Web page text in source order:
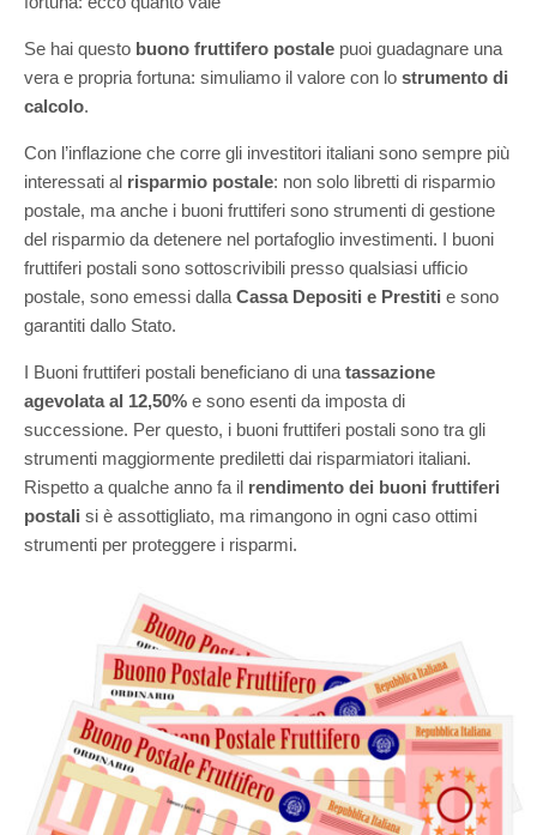
Se hai questo buono fruttifero postale puoi guadagnare una
vera e propria fortuna: simuliamo il valore con lo strumento di
calcolo.
Con l’inflazione che corre gli investitori italiani sono sempre più
interessati al risparmio postale: non solo libretti di risparmio
postale, ma anche i buoni fruttiferi sono strumenti di gestione
del risparmio da detenere nel portafoglio investimenti. I buoni
fruttiferi postali sono sottoscrivibili presso qualsiasi ufficio
postale, sono emessi dalla Cassa Depositi e Prestiti e sono
garantiti dallo Stato.
I Buoni fruttiferi postali beneficiano di una tassazione
agevolata al 12,50% e sono esenti da imposta di
successione. Per questo, i buoni fruttiferi postali sono tra gli
strumenti maggiormente prediletti dai risparmiatori italiani.
Rispetto a qualche anno fa il rendimento dei buoni fruttiferi
postali si è assottigliato, ma rimangono in ogni caso ottimi
strumenti per proteggere i risparmi.